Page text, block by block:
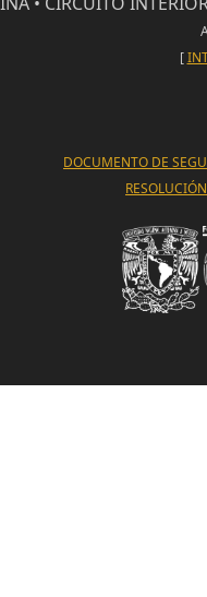
[
DOCUMENTO DE